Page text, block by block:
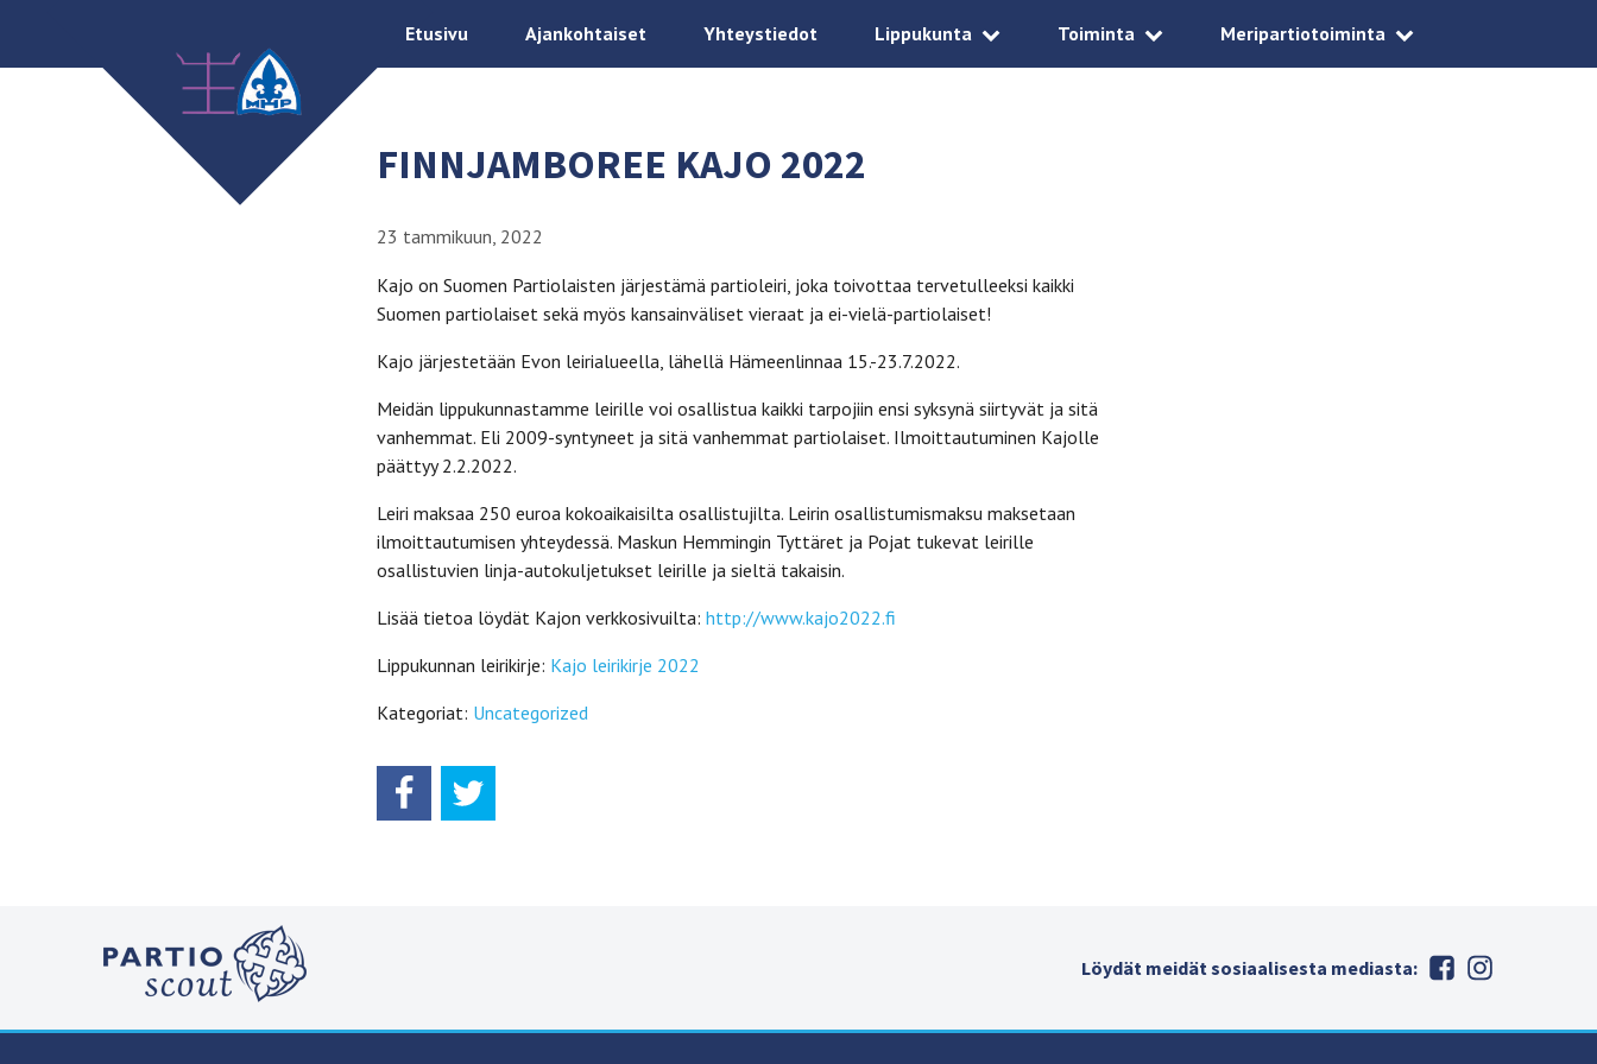
Etusivu Ajankohtaiset Yhteystiedot Lippukunta Toiminta Meripartiotoiminta
FINNJAMBOREE KAJO 2022
23 tammikuun, 2022
Kajo on Suomen Partiolaisten järjestämä partioleiri, joka toivottaa tervetulleeksi kaikki
Suomen partiolaiset sekä myös kansainväliset vieraat ja ei-vielä-partiolaiset!
Kajo järjestetään Evon leirialueella, lähellä Hämeenlinnaa 15.-23.7.2022.
Meidän lippukunnastamme leirille voi osallistua kaikki tarpojiin ensi syksynä siirtyvät ja sitä
vanhemmat. Eli 2009-syntyneet ja sitä vanhemmat partiolaiset. Ilmoittautuminen Kajolle
päättyy 2.2.2022.
Leiri maksaa 250 euroa kokoaikaisilta osallistujilta. Leirin osallistumismaksu maksetaan
ilmoittautumisen yhteydessä. Maskun Hemmingin Tyttäret ja Pojat tukevat leirille
osallistuvien linja-autokuljetukset leirille ja sieltä takaisin.
Lisää tietoa löydät Kajon verkkosivuilta: http://www.kajo2022.fi
Lippukunnan leirikirje: Kajo leirikirje 2022
Kategoriat: Uncategorized
Löydät meidät sosiaalisesta mediasta: